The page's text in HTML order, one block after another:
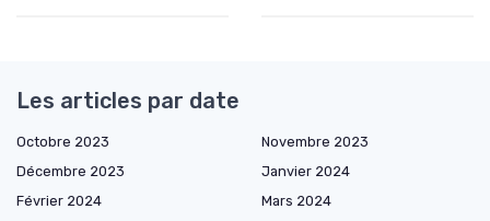
Les articles par date
Octobre 2023
Novembre 2023
Décembre 2023
Janvier 2024
Février 2024
Mars 2024